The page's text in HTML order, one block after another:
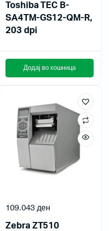
Toshiba TEC B-
SA4TM-GS12-QM-R,
203 dpi
Додај во кошница
Zebra ZT510
109.043ден